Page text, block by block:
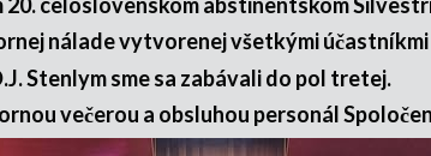
nálade vytvorenej všetkými účastníkmi
Stenlym sme sa zabávali do pol tretej.
večerou a obsluhou personál